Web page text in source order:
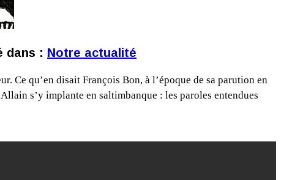
dans : Notre actualité
Ce qu’en disait François Bon, à l’époque de sa parution en
s’y implante en saltimbanque : les paroles entendues